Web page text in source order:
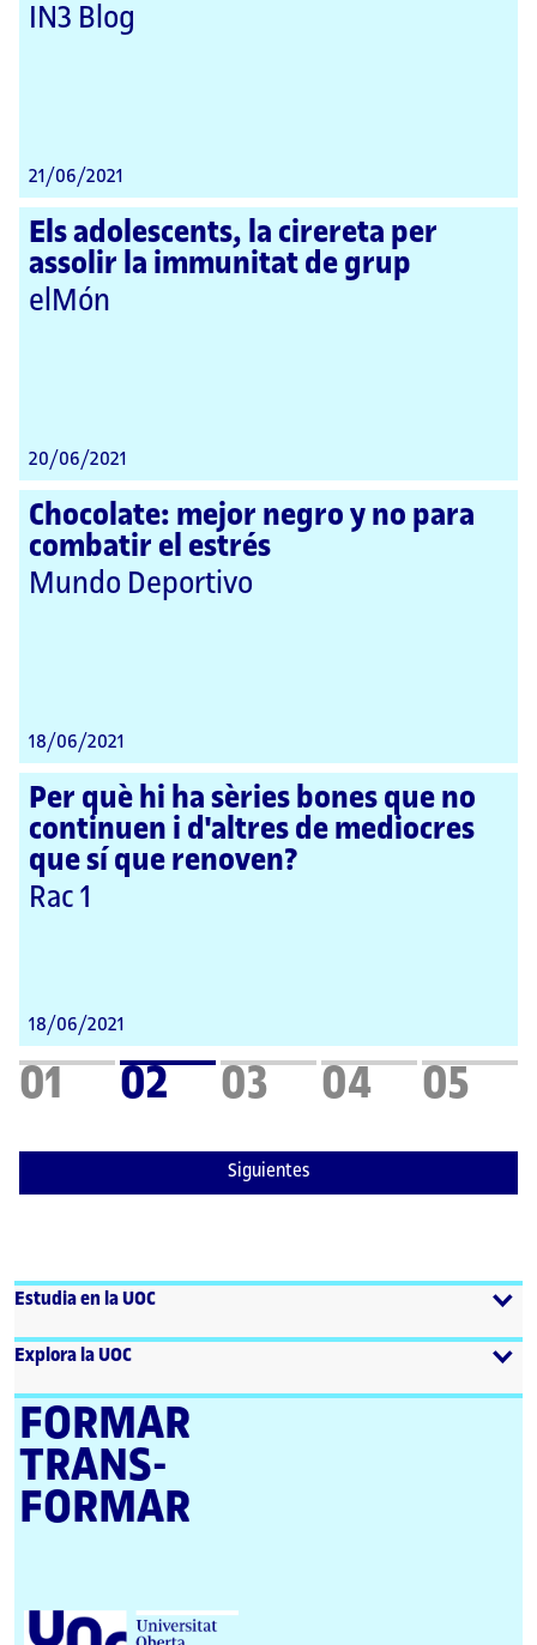
IN3 Blog
21/06/2021
Els adolescents, la cirereta per
assolir la immunitat de grup
elMón
20/06/2021
Chocolate: mejor negro y no para
combatir el estrés
Mundo Deportivo
18/06/2021
Per què hi ha sèries bones que no
continuen i d'altres de mediocres
que sí que renoven?
Rac 1
18/06/2021
01 02 03 04 05
Siguientes
Estudia en la UOC
Explora la UOC
FORMAR
TRANS­
FORMAR
U